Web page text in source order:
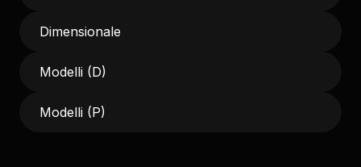
Dimensionale
Modelli (D)
Modelli (P)